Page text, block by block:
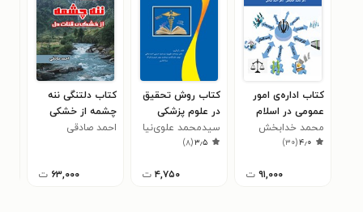
کتاب اداره‌ی امور
عمومی در اسلام
محمد خدابخش
۴٫۰(۳۰)
۹۱,۰۰۰ ت
کتاب روش تحقیق
در علوم پزشکی
سیدمحمد علوی‌نیا
۳٫۵(۸)
۴,۷۵۰ ت
کتاب دلتنگی ننه
چشمه از خشکی
قنات دل
احمد صادقی
۶۳,۰۰۰ ت